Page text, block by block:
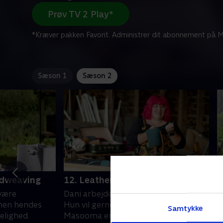
Samtykke
Prøv TV 2 Play*
*Kræver pakken Favorit. Administrer dit abonnement på
Sæson 1 Sæson 2
hendes
12. Leatherwork and Calligraphy
Dani arbejder med læder og er dygtig.
Hun vil gerne udvide sin forretning.
Masooma er en talentfuld kunstner,